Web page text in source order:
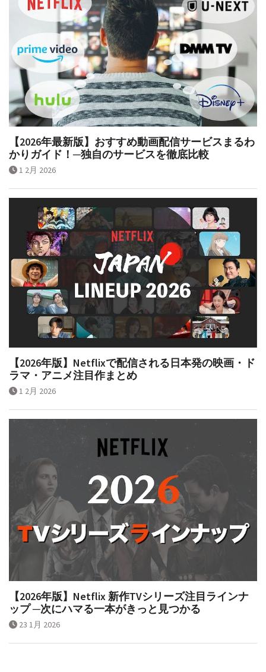
【2026年最新版】おすすめ動画配信サービスまるわ
かりガイド！─独自のサービスを徹底比較
1 2月 2026
【2026年版】Netflixで配信される日本発の映画・ド
ラマ・アニメ注目作まとめ
1 2月 2026
【2026年版】Netflix 新作TVシリーズ注目ラインナ
ップ ─次にハマる一本がきっと見つかる
23 1月 2026